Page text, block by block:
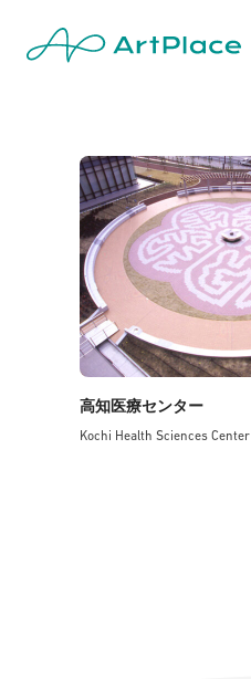
高知医療センター
Kochi Health Sciences Center